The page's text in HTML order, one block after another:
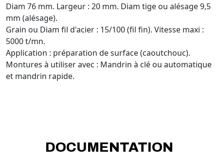
Diam 76 mm. Largeur : 20 mm. Diam tige ou alésage 9,5
mm (alésage).
Grain ou Diam fil d'acier : 15/100 (fil fin). Vitesse maxi :
5000 t/mn.
Application : préparation de surface (caoutchouc).
Montures à utiliser avec : Mandrin à clé ou automatique
et mandrin rapide.
DOCUMENTATION